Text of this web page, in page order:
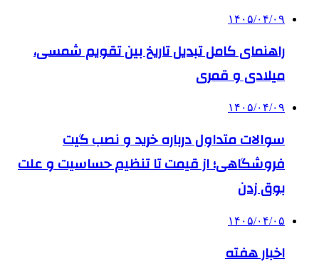
۱۴۰۵/۰۴/۰۹
راهنمای کامل تبدیل تاریخ بین تقویم شمسی،
میلادی و قمری
۱۴۰۵/۰۴/۰۹
سوالات متداول درباره خرید و نصب گیت
فروشگاهی؛ از قیمت تا تنظیم حساسیت و علت
بوق زدن
۱۴۰۵/۰۴/۰۵
اخبار هفته